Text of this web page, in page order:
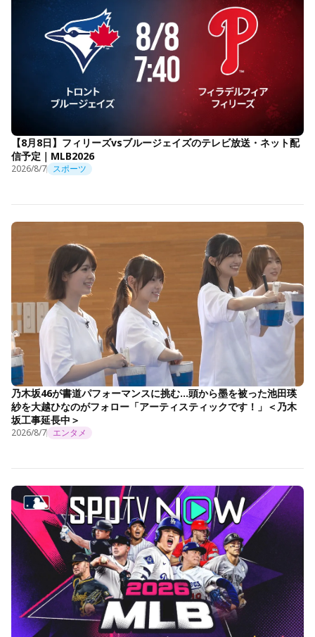
【8月8日】フィリーズvsブルージェイズのテレビ放送・ネット配
信予定｜MLB2026
2026/8/7 スポーツ
乃木坂46が書道パフォーマンスに挑む…頭から墨を被った池田瑛
紗を大越ひなのがフォロー「アーティスティックです！」＜乃木
坂工事延長中＞
2026/8/7 エンタメ